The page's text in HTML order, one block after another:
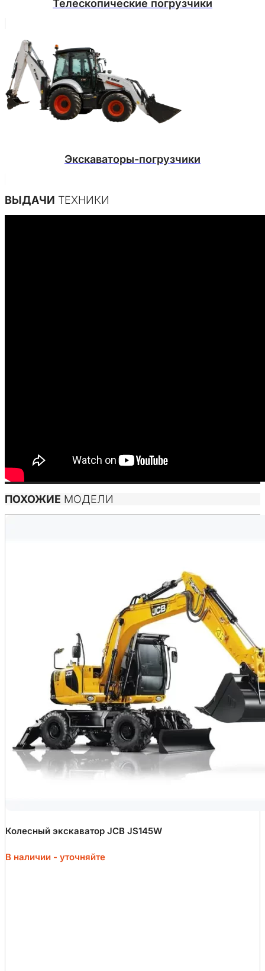
Телескопические погрузчики
Экскаваторы-погрузчики
ВЫДАЧИ ТЕХНИКИ
ПОХОЖИЕ МОДЕЛИ
Колесный экскаватор JCB JS145W
В наличии - уточняйте